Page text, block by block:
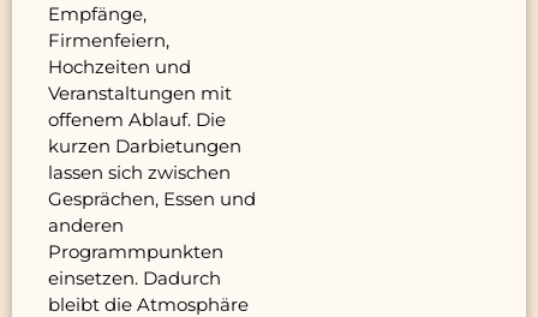
Empfänge,
Firmenfeiern,
Hochzeiten und
Veranstaltungen mit
offenem Ablauf. Die
kurzen Darbietungen
lassen sich zwischen
Gesprächen, Essen und
anderen
Programmpunkten
einsetzen. Dadurch
bleibt die Atmosphäre